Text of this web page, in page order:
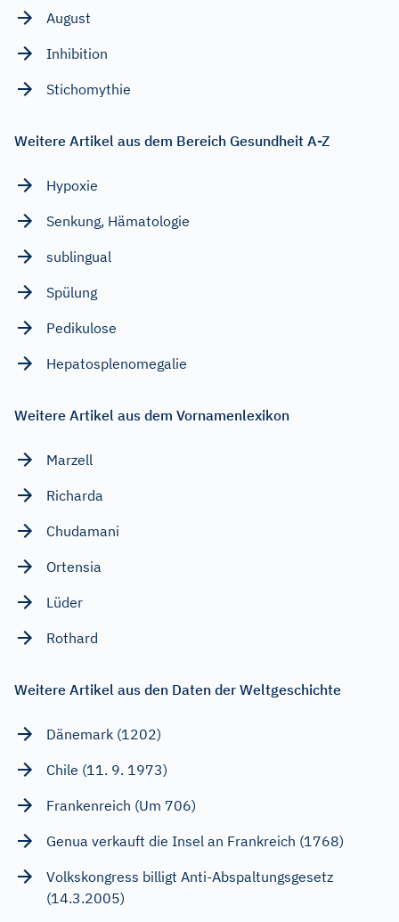
August
Inhibition
Stichomythie
Weitere Artikel aus dem Bereich Gesundheit A-Z
Hypoxie
Senkung, Hämatologie
sublingual
Spülung
Pedikulose
Hepatosplenomegalie
Weitere Artikel aus dem Vornamenlexikon
Marzell
Richarda
Chudamani
Ortensia
Lüder
Rothard
Weitere Artikel aus den Daten der Weltgeschichte
Dänemark (1202)
Chile (11. 9. 1973)
Frankenreich (Um 706)
Genua verkauft die Insel an Frankreich (1768)
Volkskongress billigt Anti-Abspaltungsgesetz
(14.3.2005)